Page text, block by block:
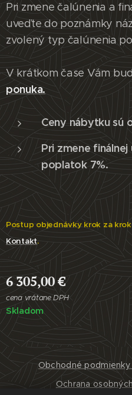
Pri zmene čalúnenia a
uveďte do poznámky
zvolený typ čalúnenia
V krátkom čase Vám
ponuka.
Ceny nábytku sú
Pri zmene
poplatok 7%.
Postup objednávky krok za
Kontakt.
6 305,00€
cena vrátane DPH
Skladom
Obchodné
Ochrana